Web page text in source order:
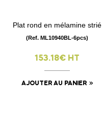
Plat rond en mélamine strié
(Ref. ML10940BL-6pcs)
153.18€ HT
AJOUTER AU PANIER